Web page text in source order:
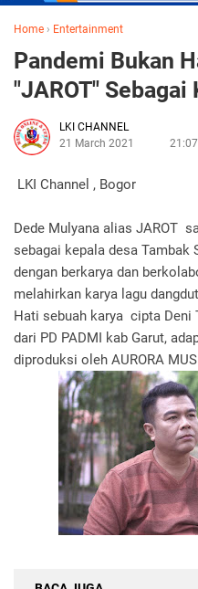
Home › Entertainment
Pandemi Bukan
"JAROT"
LKI CHANNEL
21 March 2021
21:07
LKI Channel , Bogor
Dede Mulyana alias JAROT
sebagai kepala desa Tambak
dengan berkarya dan
melahirkan karya lagu
Hati sebuah karya cipta Deni
dari PD PADMI kab Garut,
diproduksi oleh AURORA